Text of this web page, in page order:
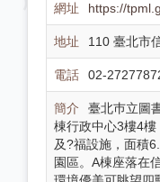
https://
110 臺北市
02-
臺北巿立圖
棟行政中心3樓4
及?福設施，面積
園區。A棟座落在